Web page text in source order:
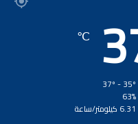
℃
63%
6.31 كيلومتر/ساعة